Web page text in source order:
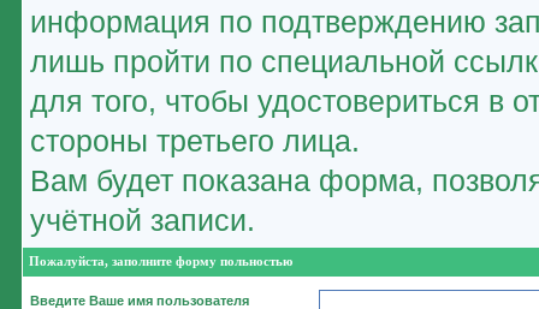
информация по подтверждению
лишь пройти по специальной
для того, чтобы удостовериться в
стороны третьего лица.
Вам будет показана форма,
учётной записи.
Пожалуйста, заполните форму польностью
Введите Ваше имя пользователя